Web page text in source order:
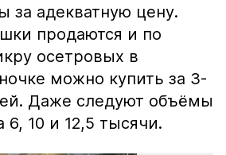
за адекватную цену.
продаются и по
осетровых в
можно купить за 3-
Даже следуют объёмы
10 и 12,5 тысячи.